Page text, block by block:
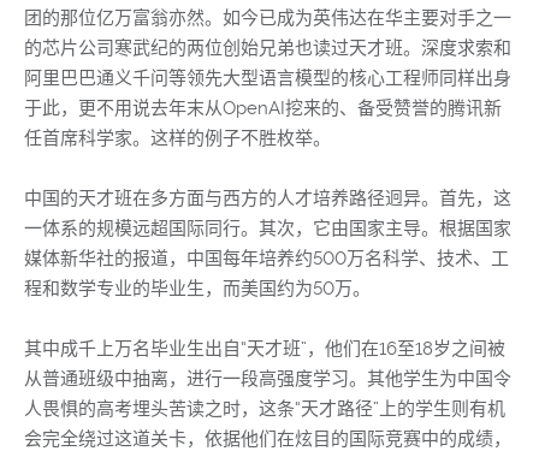
团的那位亿万富翁亦然。如今已成为英伟达在华主要对手之一
的芯片公司寒武纪的两位创始兄弟也读过天才班。深度求索和
阿里巴巴通义千问等领先大型语言模型的核心工程师同样出身
于此，更不用说去年末从OpenAI挖来的、备受赞誉的腾讯新
任首席科学家。这样的例子不胜枚举。
中国的天才班在多方面与西方的人才培养路径迥异。首先，这
一体系的规模远超国际同行。其次，它由国家主导。根据国家
媒体新华社的报道，中国每年培养约500万名科学、技术、工
程和数学专业的毕业生，而美国约为50万。
其中成千上万名毕业生出自“天才班”，他们在16至18岁之间被
从普通班级中抽离，进行一段高强度学习。其他学生为中国令
人畏惧的高考埋头苦读之时，这条“天才路径”上的学生则有机
会完全绕过这道关卡，依据他们在炫目的国际竞赛中的成绩，